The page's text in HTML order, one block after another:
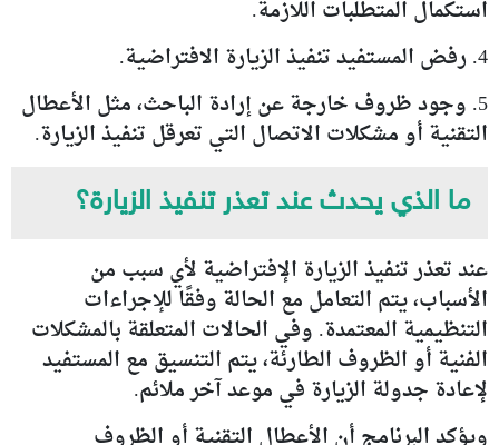
استكمال المتطلبات اللازمة.
4. رفض المستفيد تنفيذ الزيارة الافتراضية.
5. وجود ظروف خارجة عن إرادة الباحث، مثل الأعطال
التقنية أو مشكلات الاتصال التي تعرقل تنفيذ الزيارة.
ما الذي يحدث عند تعذر تنفيذ الزيارة؟
عند تعذر تنفيذ الزيارة الإفتراضية لأي سبب من
الأسباب، يتم التعامل مع الحالة وفقًا للإجراءات
التنظيمية المعتمدة. وفي الحالات المتعلقة بالمشكلات
الفنية أو الظروف الطارئة، يتم التنسيق مع المستفيد
لإعادة جدولة الزيارة في موعد آخر ملائم.